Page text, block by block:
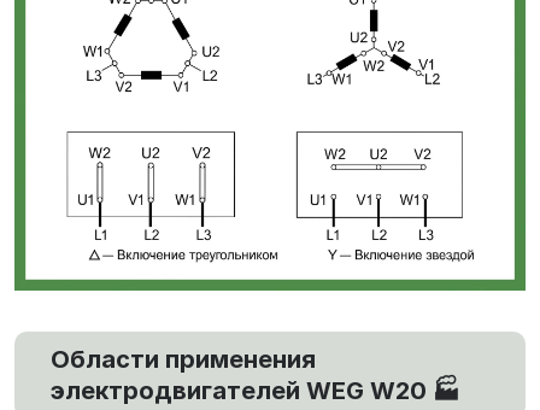
Области применения
электродвигателей WEG W20 🏭